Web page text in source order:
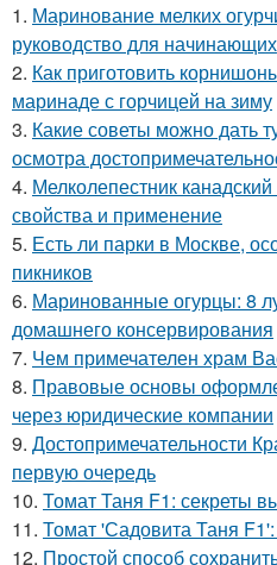
1. Маринование мелких
руководство для начинающих
2. Как приготовить
маринаде с горчицей на зиму
3. Какие советы можно дать
осмотра
4. Мелколепестник
свойства и применение
5. Есть ли парки в Москве,
пикников
6. Маринованные огурцы: 8
домашнего консервирования
7. Чем примечателен храм
8. Правовые основы
через юридические компании
9. Достопримечательности
первую очередь
10. Томат Таня F1: секреты
11. Томат 'Садовита Таня
12. Простой способ